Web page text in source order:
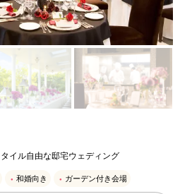
イル自由な邸宅ウェディング
和婚向き ガーデン付き会場